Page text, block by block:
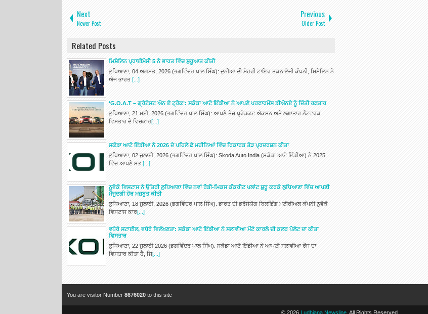
Next
Newer Post
Previous
Older Post
Related Posts
ਮਿਸ਼ੇਲਿਨ ਪ੍ਰਾਈਮੈਸੀ 5 ਨੇ ਭਾਰਤ ਵਿੱਚ ਸ਼ੁਰੂਆਤ ਕੀਤੀ
ਲੁਧਿਆਣਾ, 04 ਅਗਸਤ, 2026 (ਭਗਵਿੰਦਰ ਪਾਲ ਸਿੰਘ): ਦੁਨੀਆ ਦੀ ਮੋਹਰੀ ਟਾਇਰ ਤਕਨਾਲੋਜੀ ਕੰਪਨੀ, ਮਿਸ਼ੇਲਿਨ ਨੇ
ਅੱਜ ਭਾਰਤ [...]
‘G.O.A.T – ਗ੍ਰੇਟੇਸਟ ਔਨ ਏ ਟ੍ਰੈਕ’: ਸਕੋਡਾ ਆਟੋ ਇੰਡੀਆ ਨੇ ਆਪਣੇ ਪਰਫਾਰਮੈਂਸ ਡੀਐਨਏ ਨੂੰ ਦਿੱਤੀ ਰਫ਼ਤਾਰ
ਲੁਧਿਆਣਾ, 21 ਮਈ, 2026 (ਭਗਵਿੰਦਰ ਪਾਲ ਸਿੰਘ): ਆਪਣੇ ਤੇਜ਼ ਪ੍ਰੋਡਕਟ ਐਕਸ਼ਨ ਅਤੇ ਲਗਾਤਾਰ ਨੈੱਟਵਰਕ
ਵਿਸਤਾਰ ਦੇ ਵਿਚਕਾਰ[...]
ਸਕੋਡਾ ਆਟੋ ਇੰਡੀਆ ਨੇ 2026 ਦੇ ਪਹਿਲੇ ਛੇ ਮਹੀਨਿਆਂ ਵਿੱਚ ਰਿਕਾਰਡ ਤੋੜ ਪ੍ਰਦਰਸ਼ਨ ਕੀਤਾ
ਲੁਧਿਆਣਾ, 02 ਜੁਲਾਈ, 2026 (ਭਗਵਿੰਦਰ ਪਾਲ ਸਿੰਘ): Skoda Auto India (ਸਕੋਡਾ ਆਟੋ ਇੰਡੀਆ) ਨੇ 2025
ਵਿੱਚ ਆਪਣੇ ਸਭ [...]
ਨੁਵੋਕੋ ਵਿਸਟਾਸ ਨੇ ਉੱਤਰੀ ਲੁਧਿਆਣਾ ਵਿੱਚ ਨਵਾਂ ਰੈਡੀ-ਮਿਕਸ ਕੰਕਰੀਟ ਪਲਾਂਟ ਸ਼ੁਰੂ ਕਰਕੇ ਲੁਧਿਆਣਾ ਵਿੱਚ ਆਪਣੀ
ਮੌਜੂਦਗੀ ਹੋਰ ਮਜ਼ਬੂਤ ਕੀਤੀ
ਲੁਧਿਆਣਾ, 18 ਜੁਲਾਈ, 2026 (ਭਗਵਿੰਦਰ ਪਾਲ ਸਿੰਘ): ਭਾਰਤ ਦੀ ਭਰੋਸੇਯੋਗ ਬਿਲਡਿੰਗ ਮਟੀਰੀਅਲ ਕੰਪਨੀ ਨੁਵੋਕੋ
ਵਿਸਟਾਸ ਕਾਰ[...]
ਵਧੇਰੇ ਸਟਾਈਲ, ਵਧੇਰੇ ਵਿਲੱਖਣਤਾ: ਸਕੋਡਾ ਆਟੋ ਇੰਡੀਆ ਨੇ ਸਲਾਵੀਆ ਮੋਂਟੇ ਕਾਰਲੋ ਦੀ ਕਲਰ ਪੈਲੇਟ ਦਾ ਕੀਤਾ
ਵਿਸਤਾਰ
ਲੁਧਿਆਣਾ, 22 ਜੁਲਾਈ 2026 (ਭਗਵਿੰਦਰ ਪਾਲ ਸਿੰਘ): ਸਕੋਡਾ ਆਟੋ ਇੰਡੀਆ ਨੇ ਆਪਣੀ ਸਲਾਵੀਆ ਰੇਂਜ ਦਾ
ਵਿਸਤਾਰ ਕੀਤਾ ਹੈ, ਜਿ[...]
You are visitor Number 8676020 to this site
© 2026 Ludhiana Newsline. All Rights Reserved.